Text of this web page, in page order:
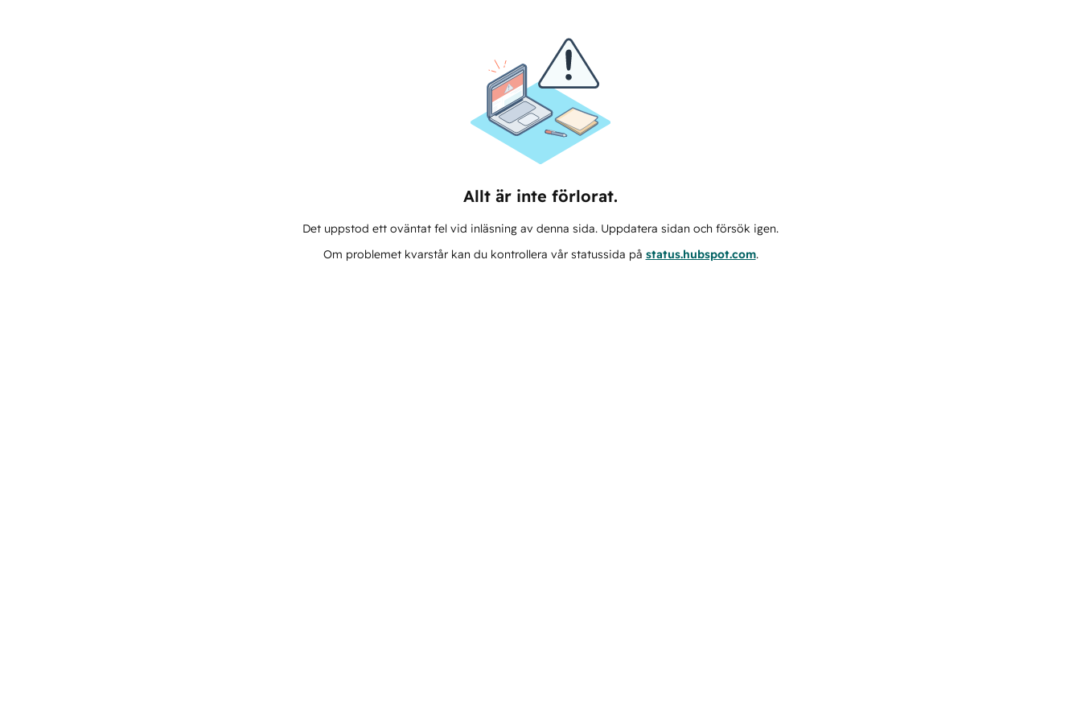
Allt är inte förlorat.
Det uppstod ett oväntat fel vid inläsning av denna sida. Uppdatera sidan och försök igen.
Om problemet kvarstår kan du kontrollera vår statussida på status.hubspot.com.